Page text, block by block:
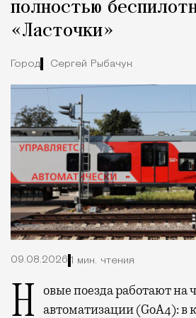
полностью
«Ласточки»
Город Сергей Рыбачук
09.08.2026 1 мин. чтения
Новые поезда работают на четвертом уровне автоматизации (GoA4): в